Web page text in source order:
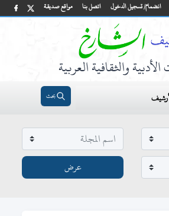
مواقع صديقة اتصل بنا انضمام/ تسجيل الدخول
والثقافية العربية
بحث